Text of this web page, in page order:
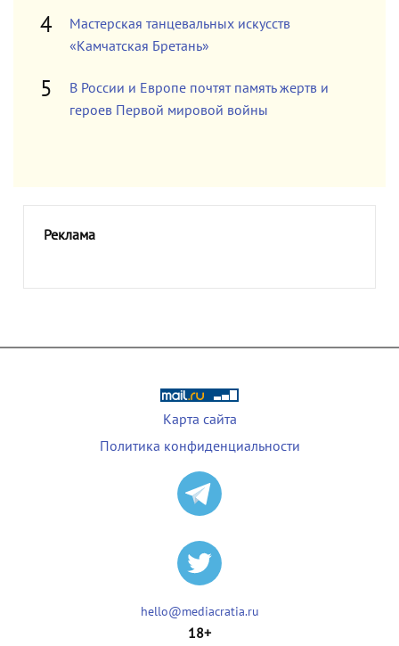
Мастерская танцевальных искусств
«Камчатская Бретань»
В России и Европе почтят память жертв и
героев Первой мировой войны
Реклама
Карта сайта
Политика конфиденциальности
hello@mediacratia.ru
18+